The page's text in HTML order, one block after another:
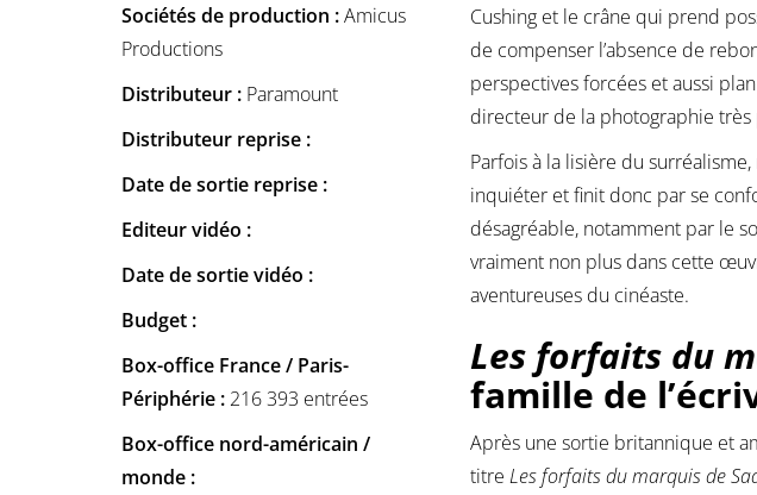
Sociétés de production :Amicus
Productions
Distributeur : Paramount
Distributeur reprise :
Date de sortie reprise :
Editeur vidéo :
Date de sortie vidéo :
Budget :
Box-office France / Paris-
Périphérie : 216 393 entrées
Box-office nord-américain /
monde :
Cushing et le crâne qui prend
de compenser l’absence de
perspectives forcées et aussi
directeur de la photographie très
Parfois à la lisière du
inquiéter et finit donc par se
désagréable, notamment par le
vraiment non plus dans cette
aventureuses du cinéaste.
Les forfaits du
famille de
Après une sortie britannique et
titre Les forfaits du marquis de